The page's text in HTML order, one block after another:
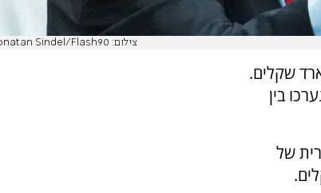
צילום: Yonatan Sindel/Flash90
2026 יעמוד על 112 מיליארד שקלים.
בין
של